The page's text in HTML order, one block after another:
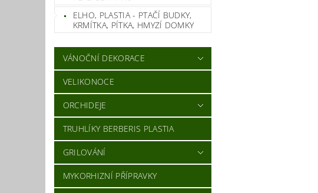
ELHO, PLASTIA - PTAČÍ BUDKY,
KRMÍTKA, PÍTKA, HMYZÍ DOMKY
VÁNOČNÍ DEKORACE
VELIKONOCE
ORCHIDEJE
TRUHLÍKY BERBERIS PLASTIA
GRILOVÁNÍ
MYKORHIZNÍ PŘÍPRAVKY